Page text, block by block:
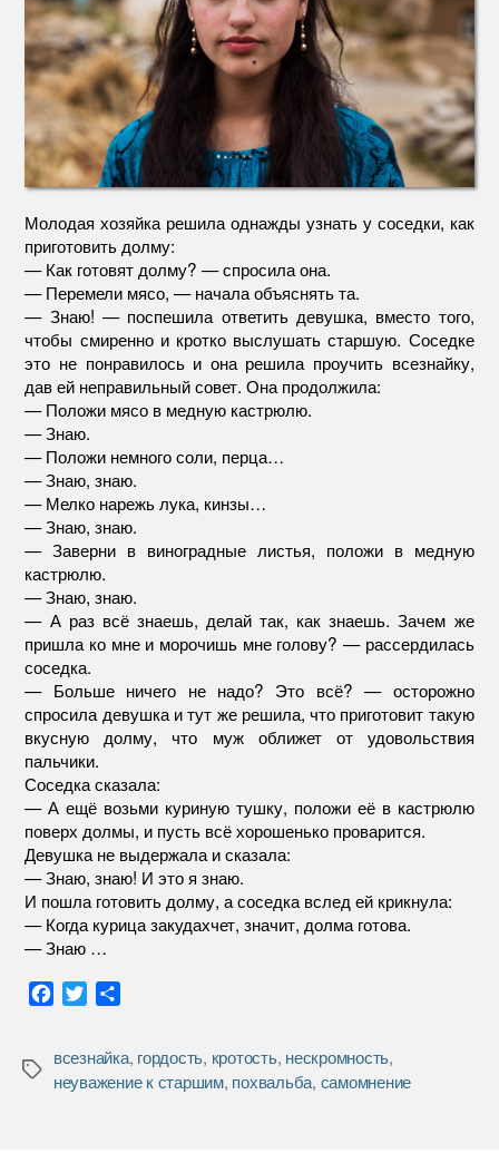
Молодая хозяйка решила однажды узнать у соседки, как
приготовить долму:
— Как готовят долму? — спросила она.
— Перемели мясо, — начала объяснять та.
— Знаю! — поспешила ответить девушка, вместо того,
чтобы смиренно и кротко выслушать старшую. Соседке
это не понравилось и она решила проучить всезнайку,
дав ей неправильный совет. Она продолжила:
— Положи мясо в медную кастрюлю.
— Знаю.
— Положи немного соли, перца…
— Знаю, знаю.
— Мелко нарежь лука, кинзы…
— Знаю, знаю.
— Заверни в виноградные листья, положи в медную
кастрюлю.
— Знаю, знаю.
— А раз всё знаешь, делай так, как знаешь. Зачем же
пришла ко мне и морочишь мне голову? — рассердилась
соседка.
— Больше ничего не надо? Это всё? — осторожно
спросила девушка и тут же решила, что приготовит такую
вкусную долму, что муж оближет от удовольствия
пальчики.
Соседка сказала:
— А ещё возьми куриную тушку, положи её в кастрюлю
поверх долмы, и пусть всё хорошенько проварится.
Девушка не выдержала и сказала:
— Знаю, знаю! И это я знаю.
И пошла готовить долму, а соседка вслед ей крикнула:
— Когда курица закудахчет, значит, долма готова.
— Знаю …
F
e
b
T
t
t
р
а
Метки
всезнайка, гордость, кротость, нескромность,
неуважение к старшим, похвальба, самомнение